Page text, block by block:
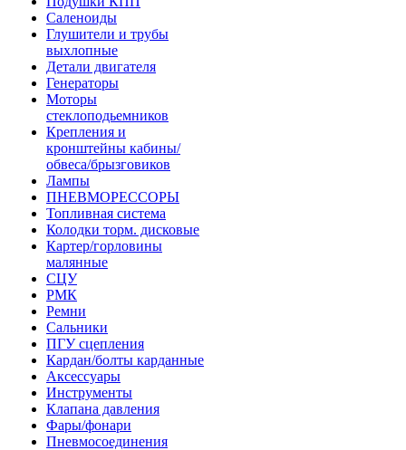
Саленоиды
Глушители и трубы
выхлопные
Детали двигателя
Генераторы
Моторы
стеклоподьемников
Крепления и
кронштейны кабины/
обвеса/брызговиков
Лампы
ПНЕВМОРЕССОРЫ
Топливная система
Колодки торм. дисковые
Картер/горловины
малянные
СЦУ
РМК
Ремни
Сальники
ПГУ сцепления
Кардан/болты карданные
Аксессуары
Инструменты
Клапана давления
Фары/фонари
Пневмосоединения